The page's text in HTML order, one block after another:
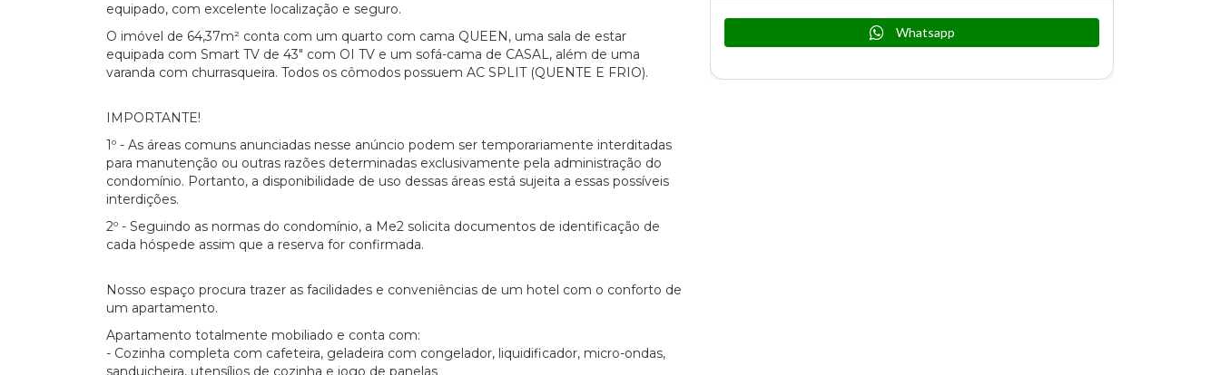
equipado, com excelente localização e seguro.
O imóvel de 64,37m² conta com um quarto com cama QUEEN, uma sala de estar
equipada com Smart TV de 43" com OI TV e um sofá-cama de CASAL, além de uma
varanda com churrasqueira. Todos os cômodos possuem AC SPLIT (QUENTE E FRIO).
IMPORTANTE!
1º - As áreas comuns anunciadas nesse anúncio podem ser temporariamente interditadas
para manutenção ou outras razões determinadas exclusivamente pela administração do
condomínio. Portanto, a disponibilidade de uso dessas áreas está sujeita a essas possíveis
interdições.
2º - Seguindo as normas do condomínio, a Me2 solicita documentos de identificação de
cada hóspede assim que a reserva for confirmada.
Nosso espaço procura trazer as facilidades e conveniências de um hotel com o conforto de
um apartamento.
Apartamento totalmente mobiliado e conta com:
- Cozinha completa com cafeteira, geladeira com congelador, liquidificador, micro-ondas,
sanduicheira, utensílios de cozinha e jogo de panelas
Whatsapp